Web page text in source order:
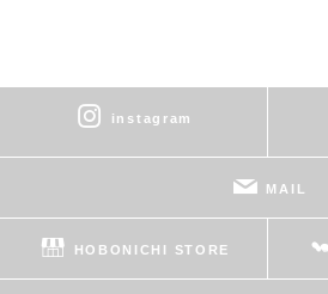
instagram
MAIL
HOBONICHI STORE